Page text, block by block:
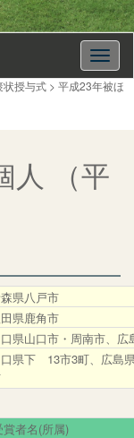
状授与式 > 平成23年被ほ
人 （平
県八戸市
県鹿角市
県山口市・周南市、広
県下 13市3町、広島
賞者名(所属)